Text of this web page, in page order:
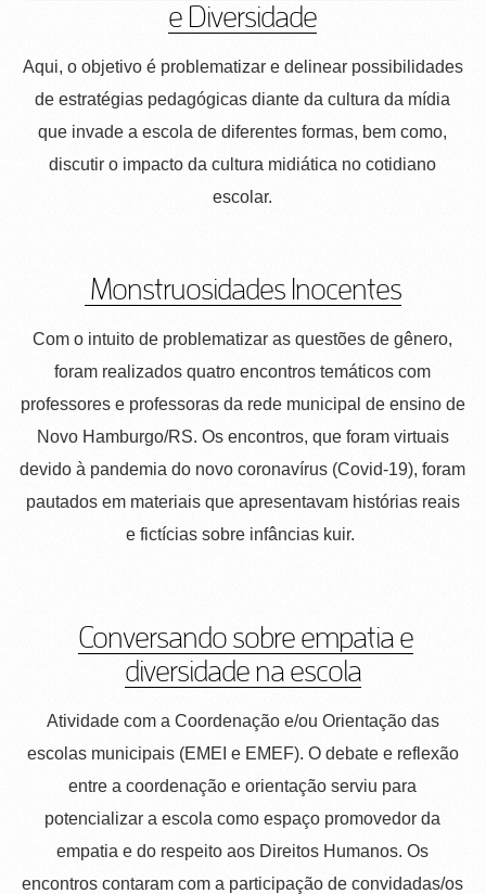
e Diversidade
Aqui, o objetivo é problematizar e delinear possibilidades
de estratégias pedagógicas diante da cultura da mídia
que invade a escola de diferentes formas, bem como,
discutir o impacto da cultura midiática no cotidiano
escolar.
Monstruosidades Inocentes
Com o intuito de problematizar as questões de gênero,
foram realizados quatro encontros temáticos com
professores e professoras da rede municipal de ensino de
Novo Hamburgo/RS. Os encontros, que foram virtuais
devido à pandemia do novo coronavírus (Covid-19), foram
pautados em materiais que apresentavam histórias reais
e fictícias sobre infâncias kuir.
Conversando sobre empatia e
diversidade na escola
Atividade com a Coordenação e/ou Orientação das
escolas municipais (EMEI e EMEF). O debate e reflexão
entre a coordenação e orientação serviu para
potencializar a escola como espaço promovedor da
empatia e do respeito aos Direitos Humanos. Os
encontros contaram com a participação de convidadas/os